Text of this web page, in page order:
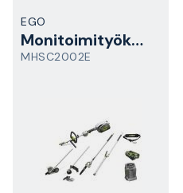
EGO
Monitoimityökalu
MHSC2002E